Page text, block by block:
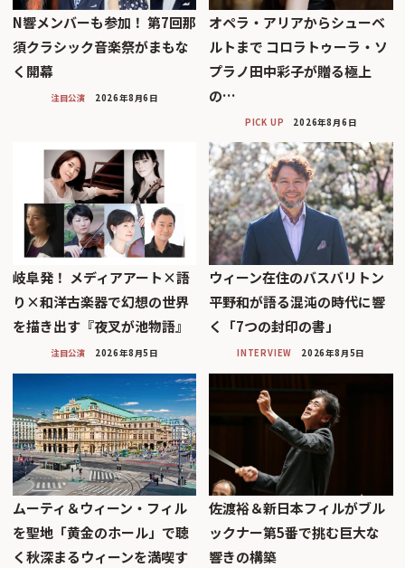
N響メンバーも参加！ 第7回那
須クラシック音楽祭がまもな
く開幕
注目公演 2026年8月6日
オペラ・アリアからシューベ
ルトまで コロラトゥーラ・ソ
プラノ田中彩子が贈る極上
の…
PICK UP 2026年8月6日
岐阜発！ メディアアート×語
り×和洋古楽器で幻想の世界
を描き出す『夜叉が池物語』
注目公演 2026年8月5日
ウィーン在住のバスバリトン
平野和が語る混沌の時代に響
く「7つの封印の書」
INTERVIEW 2026年8月5日
ムーティ＆ウィーン・フィル
を聖地「黄金のホール」で聴
く秋深まるウィーンを満喫す
佐渡裕＆新日本フィルがブル
ックナー第5番で挑む巨大な
響きの構築